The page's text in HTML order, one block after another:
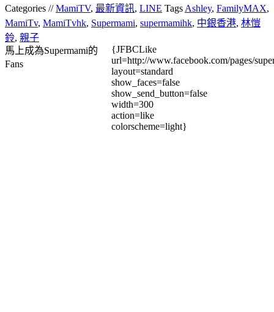
Categories //MamiTV, 最新資訊, LINE Tags Ashley, FamilyMAX,
MamiTv, MamiTvhk, Supermami, supermamihk, 中銀香港, 林愷
鈴, 親子
馬上成為Supermami的
Fans
{JFBCLike
url=http://www.facebook.com/pages/
layout=standard
show_faces=false
show_send_button=false
width=300
action=like
colorscheme=light}